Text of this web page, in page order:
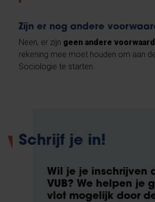
Zijn er nog andere
Neen, er zijn geen andere
rekening mee moet houden om aan
Sociologie te starten.
Schrijf je in!
Wil je je inschrijven
VUB? We helpen je
vlot mogelijk door